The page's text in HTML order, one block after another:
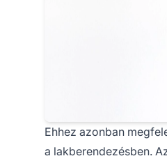
Ehhez azonban
a lakberendezésben.